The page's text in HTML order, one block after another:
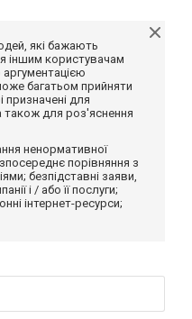
які бажають
іншим користувачам
багатьом прийняти
для
також для роз'яснення
ненормативної
порівняння з
безпідставні заяви,
і / або її послуги;
інтернет-ресурси;